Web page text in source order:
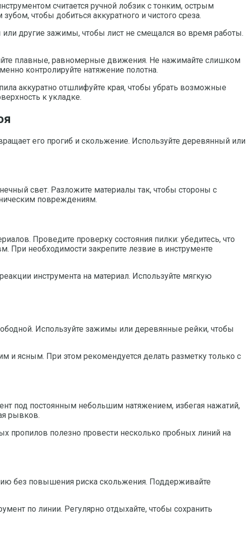
считается ручной лобзик с тонким, острым
чтобы добиться аккуратного и чистого среза.
или другие зажимы, чтобы лист не смещался во время работы.
плавные, равномерные движения. Не нажимайте слишком
контролируйте натяжение полотна.
аккуратно отшлифуйте края, чтобы убрать возможные
к укладке.
его прогиб и скольжение. Используйте деревянный или
свет. Разложите материалы так, чтобы стороны с
повреждениям.
Проведите проверку состояния пилки: убедитесь, что
При необходимости закрепите лезвие в инструменте
инструмента на материал. Используйте мягкую
Используйте зажимы или деревянные рейки, чтобы
ясным. При этом рекомендуется делать разметку только с
под постоянным небольшим натяжением, избегая нажатий,
рывков.
пропилов полезно провести несколько пробных линий на
без повышения риска скольжения. Поддерживайте
по линии. Регулярно отдыхайте, чтобы сохранить